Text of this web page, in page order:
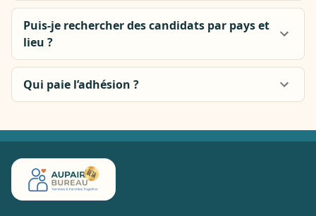
Puis-je rechercher des candidats par pays et
lieu ?
Qui paie l’adhésion ?